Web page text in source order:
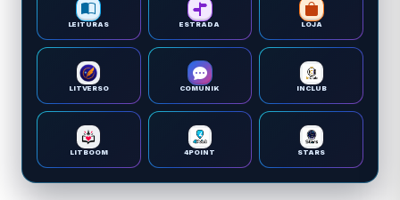
LEITURAS ESTRADA LOJA
LITVERSO COMUNIK INCLUB
LITBOOM 4POINT STARS